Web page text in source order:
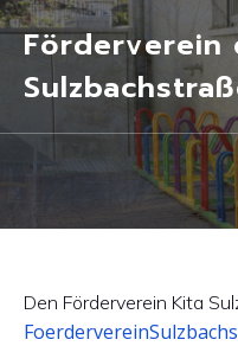
Förderverein
Den Förderverein Kita